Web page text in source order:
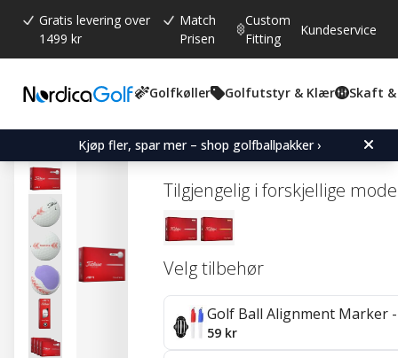
Gratis levering over
1499 kr
Match
Prisen
Custom
Fitting
Kundeservice
Golfkøller Golfutstyr & Klær Skaft &
Kjøp fler, spar mer – shop golfballpakker ›
Gjennomsnittskarakter:
5.0 (stemmer:
5)
Titleist TruFeel Aim 360
Tilgjengelig i forskjellige
Velg tilbehør
Golf Ball Alignment Marker
59 kr